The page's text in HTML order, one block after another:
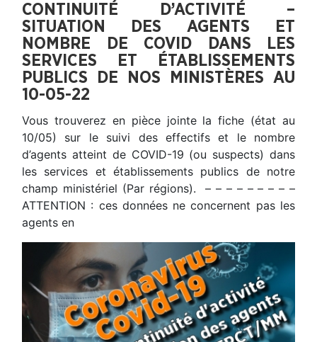
CONTINUITÉ D’ACTIVITÉ –
SITUATION DES AGENTS ET
NOMBRE DE COVID DANS LES
SERVICES ET ÉTABLISSEMENTS
PUBLICS DE NOS MINISTÈRES AU
10-05-22
Vous trouverez en pièce jointe la fiche (état au
10/05) sur le suivi des effectifs et le nombre
d’agents atteint de COVID-19 (ou suspects) dans
les services et établissements publics de notre
champ ministériel (Par régions). – – – – – – – – –
ATTENTION : ces données ne concernent pas les
agents en